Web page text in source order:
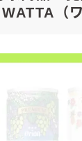
（ワ